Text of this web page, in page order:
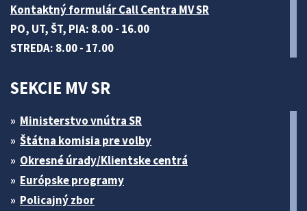
Kontaktný formulár Call Centra MV SR
PO, UT, ŠT, PIA: 8.00 - 16.00
STREDA: 8.00 - 17.00
SEKCIE MV SR
Ministerstvo vnútra SR
Štátna komisia pre volby
Okresné úrady/Klientske centrá
Európske programy
Policajný zbor